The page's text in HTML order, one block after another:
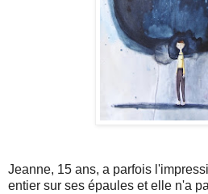
Jeanne, 15 ans, a parfois
entier sur ses épaules et elle n'a